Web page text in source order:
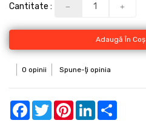
Cantitate :
Adaugă În Coş
0 opinii Spune-ţi opinia
Facebook
TwitterPinterestLinkedIn